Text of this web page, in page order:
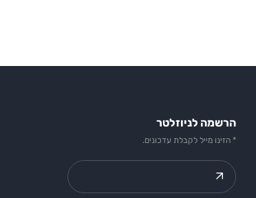
הרשמה לניוזלטר
* הזינו מייל לקבלת עדכונים.